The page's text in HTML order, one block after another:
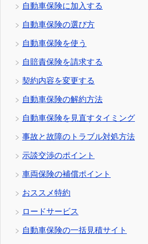
自動車保険に加入する
自動車保険の選び方
自動車保険を使う
自賠責保険を請求する
契約内容を変更する
自動車保険の解約方法
自動車保険を見直すタイミング
事故と故障のトラブル対処方法
示談交渉のポイント
車両保険の補償ポイント
おススメ特約
ロードサービス
自動車保険の一括見積サイト